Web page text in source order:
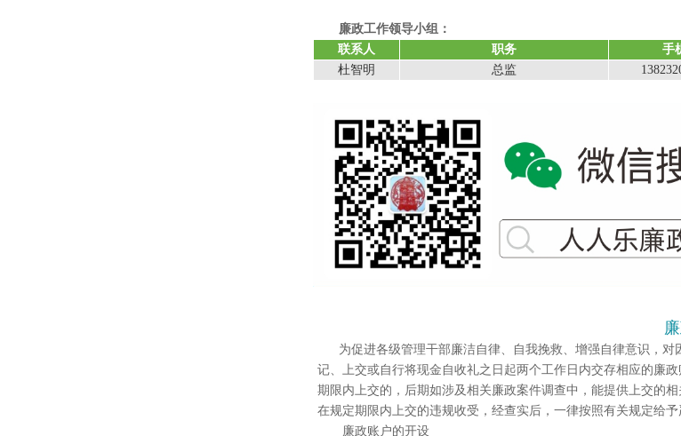
廉政工作领导小组：
联系人 职务 手
杜智明
总监
为促进各级管理干部廉洁自律、自我挽救、增强自律意识，
记、上交或自行将现金自收礼之 日起两个工作日内交存相应的廉
期限内上交的，后期如涉及相关廉政案件调查中，能提供上交的相
在规定期限内上交的违规收受，经查实后，一律按照有关规定给
廉政账户的开设